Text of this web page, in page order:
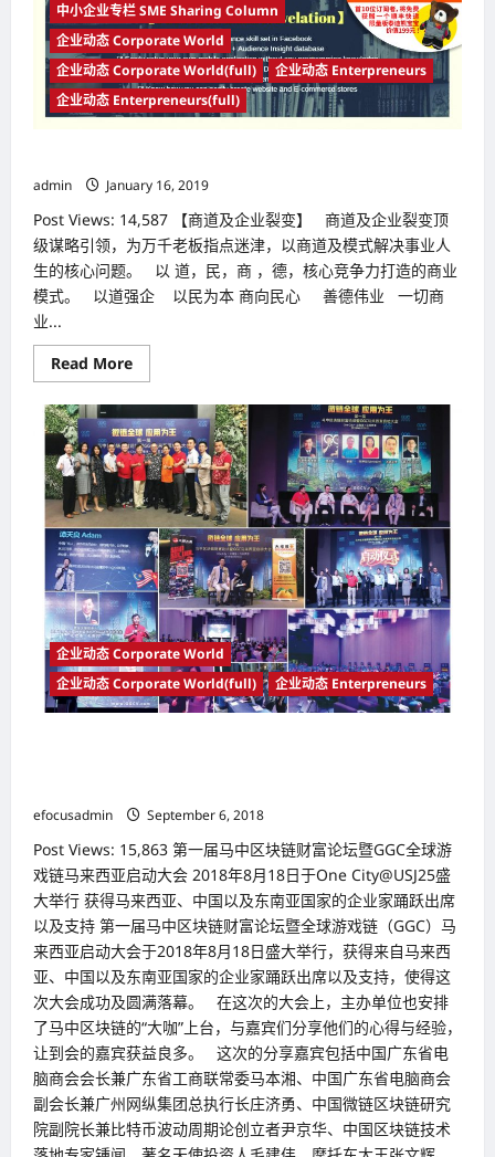
中小企业专栏 SME Sharing Column
企业动态 Corporate World
企业动态 Corporate World(full)
企业动态 Enterpreneurs
企业动态 Enterpreneurs(full)
admin
January 16, 2019
Post Views: 14,587 【商道及企业裂变】 商道及企业裂变顶
级谋略引领，为万千老板指点迷津，以商道及模式解决事业人
生的核心问题。 以 道，民，商 ，德，核心竞争力打造的商业
模式。 以道强企 以民为本 商向民心 善德伟业 一切商
业...
Read MoreRead
more
【商
道
及
企
业
裂
变】
企业动态 Corporate World
企业动态 Corporate World(full)
企业动态 Enterpreneurs
efocusadmin
September 6, 2018
Post Views: 15,863 第一届马中区块链财富论坛暨GGC全球游
戏链马来西亚启动大会 2018年8月18日于One City@USJ25盛
大举行 获得马来西亚、中国以及东南亚国家的企业家踊跃出席
以及支持 第一届马中区块链财富论坛暨全球游戏链（GGC）马
来西亚启动大会于2018年8月18日盛大举行，获得来自马来西
亚、中国以及东南亚国家的企业家踊跃出席以及支持，使得这
次大会成功及圆满落幕。 在这次的大会上，主办单位也安排
了马中区块链的“大咖”上台，与嘉宾们分享他们的心得与经验，
让到会的嘉宾获益良多。 这次的分享嘉宾包括中国广东省电
脑商会会长兼广东省工商联常委马本湘、中国广东省电脑商会
副会长兼广州网纵集团总执行长庄济勇、中国微链区块链研究
院副院长兼比特币波动周期论创立者尹京华、中国区块链技术